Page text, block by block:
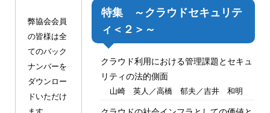
特集 ～クラウドセキュリテ
ィ＜２＞～
クラウド利用における管理課題とセキュ
リティの法的側面
山崎 英人／高橋 郁夫／吉井 和明
弊協会会員
の皆様は全
てのバック
ナンバーを
ダウンロー
ドいただけ